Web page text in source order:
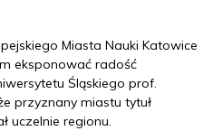
Miasta Nauki Katowice
eksponować radość
Śląskiego prof.
przyznany miastu tytuł
uczelnie regionu.